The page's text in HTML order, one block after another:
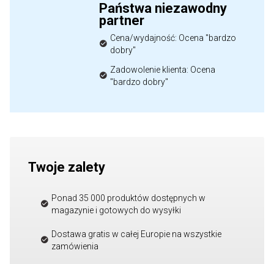
Państwa niezawodny
partner
Cena/wydajność: Ocena "bardzo
dobry"
Zadowolenie klienta: Ocena
"bardzo dobry"
Twoje zalety
Ponad 35 000 produktów dostępnych w
magazynie i gotowych do wysyłki
Dostawa gratis w całej Europie na wszystkie
zamówienia